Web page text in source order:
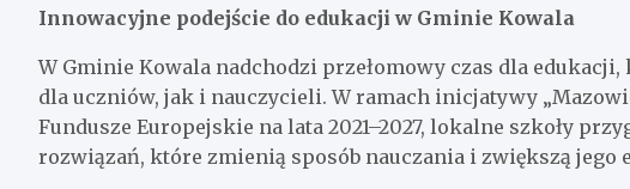
Innowacyjne podejście do edukacji w Gminie Kowala
W Gminie Kowala nadchodzi przełomowy czas dla
dla uczniów, jak i nauczycieli. W ramach inicjatywy
Fundusze Europejskie na lata 2021–2027, lokalne szkoły
rozwiązań, które zmienią sposób nauczania i zwiększą jego